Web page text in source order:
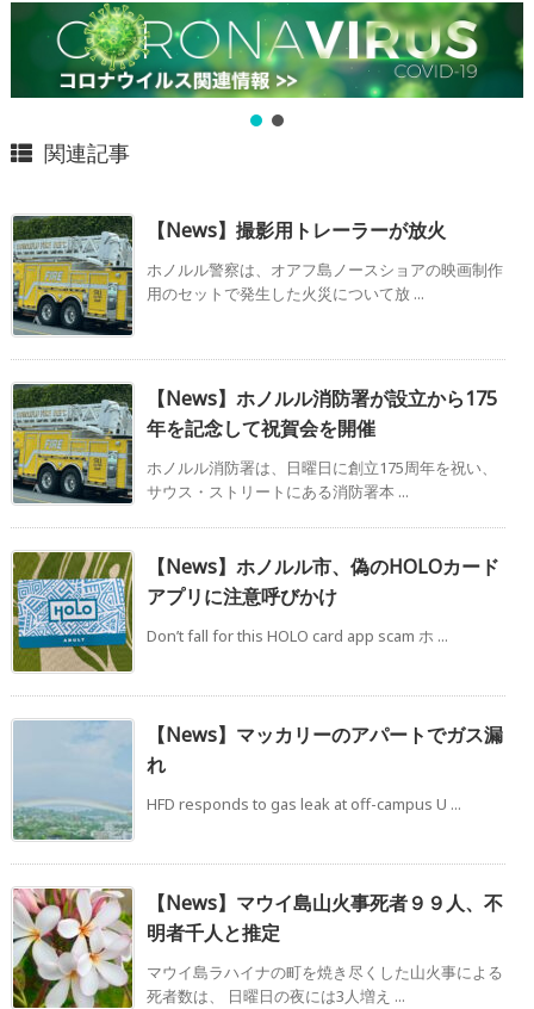
関連記事
【News】撮影用トレーラーが放火
ホノルル警察は、オアフ島ノースショアの映画制作
用のセットで発生した火災について放 ...
【News】ホノルル消防署が設立から175
年を記念して祝賀会を開催
ホノルル消防署は、日曜日に創立175周年を祝い、
サウス・ストリートにある消防署本 ...
【News】ホノルル市、偽のHOLOカード
アプリに注意呼びかけ
Don’t fall for this HOLO card app scam ホ ...
【News】マッカリーのアパートでガス漏
れ
HFD responds to gas leak at off-campus U ...
【News】マウイ島山火事死者９９人、不
明者千人と推定
マウイ島ラハイナの町を焼き尽くした山火事による
死者数は、 日曜日の夜には3人増え ...